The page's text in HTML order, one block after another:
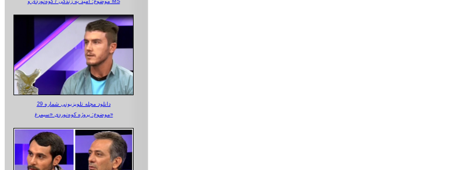
موضوع: امید به زندگی / کوه‌نوردی و MS
دانلود مجله تلویزیونی شماره 29
موضوع: پروژه کوه‌نوردی «سیمرغ»